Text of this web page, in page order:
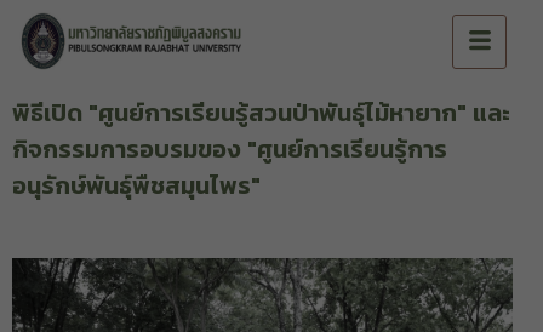
พิธีเปิด "ศูนย์การเรียนรู้สวนป่าพันธุ์ไม้หายาก" และ
กิจกรรมการอบรมของ "ศูนย์การเรียนรู้การ
อนุรักษ์พันธุ์พืชสมุนไพร"